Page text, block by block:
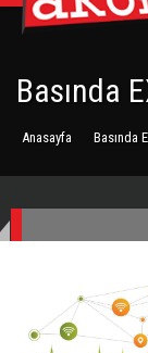
Basında
Anasayfa Basında